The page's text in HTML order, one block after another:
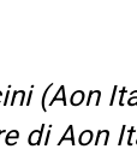
(Aon
di Aon